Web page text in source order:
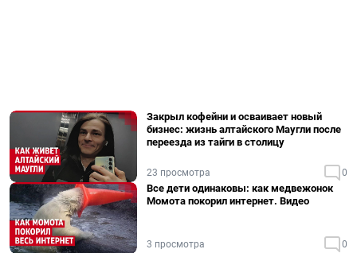
Закрыл кофейни и осваивает новый
бизнес: жизнь алтайского Маугли после
переезда из тайги в столицу
23 просмотра 0
Все дети одинаковы: как медвежонок
Момота покорил интернет. Видео
3 просмотра 0